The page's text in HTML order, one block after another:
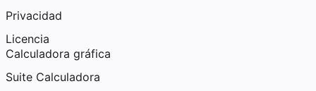
Privacidad
Licencia
Calculadora gráfica
Suite Calculadora